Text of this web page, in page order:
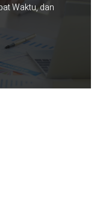
Waktu, dan